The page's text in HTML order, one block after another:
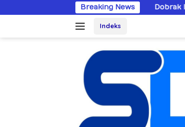
ke
Breaking News
Dobrak Imunitas Elit, PPWI
Indeks